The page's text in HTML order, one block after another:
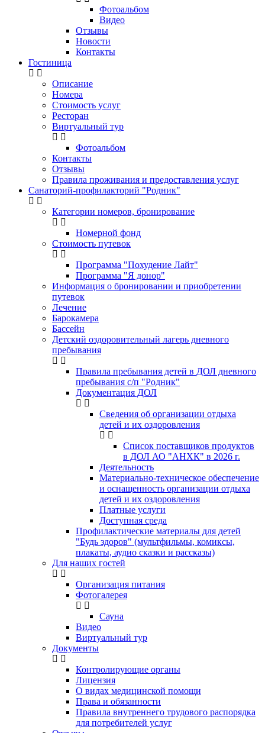
Фотоальбом
Видео
Отзывы
Новости
Контакты
Гостиница
Описание
Номера
Стоимость услуг
Ресторан
Виртуальный тур
Фотоальбом
Контакты
Отзывы
Правила проживания и предоставления услуг
Санаторий-профилакторий "Родник"
Категории номеров, бронирование
Номерной фонд
Стоимость путевок
Программа "Похудение Лайт"
Программа "Я донор"
Информация о бронировании и приобретении
путевок
Лечение
Барокамера
Бассейн
Детский оздоровительный лагерь дневного
пребывания
Правила пребывания детей в ДОЛ дневного
пребывания с/п "Родник"
Документация ДОЛ
Сведения об организации отдыха
детей и их оздоровления
Список поставщиков продуктов
в ДОЛ АО "АНХК" в 2026 г.
Деятельность
Материально-техническое обеспечение
и оснащенность организации отдыха
детей и их оздоровления
Платные услуги
Доступная среда
Профилактические материалы для детей
"Будь здоров" (мультфильмы, комиксы,
плакаты, аудио сказки и рассказы)
Для наших гостей
Организация питания
Фотогалерея
Сауна
Видео
Виртуальный тур
Документы
Контролирующие органы
Лицензия
О видах медицинской помощи
Права и обязанности
Правила внутреннего трудового распорядка
для потребителей услуг